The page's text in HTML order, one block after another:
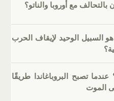
بالتحالف مع أوروبا والناتو؟
السبيل الوحيد لإيقاف الحرب
تصبح البروباغاندا طريقًا
الموت